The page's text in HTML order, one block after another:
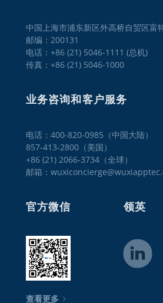
中国上海市浦东新区外高桥自贸区富
邮编：200131
电话：+86 (21) 5046-1111 (总机)
传真：+86 (21) 5046-1000
业务咨询和客户服务
电话：400-820-0985（中国大陆）
857-413-2800（美国）
+86 (21) 2066-3734（全球）
邮箱：
官方微信 领英
查看更多